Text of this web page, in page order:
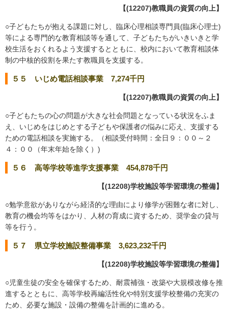
【(12207)教職員の資質の向上】
○子どもたちが抱える課題に対し、臨床心理相談専門員(臨床心理士)
等による専門的な教育相談等を通して、子どもたちがいきいきと学
校生活をおくれるよう支援するとともに、校内において教育相談体
制の中核的役割を果たす教職員を支援する。
５５ いじめ電話相談事業 7,274千円
【(12207)教職員の資質の向上】
○子どもたちの心の問題が大きな社会問題となっている状況をふま
え、いじめをはじめとする子どもや保護者の悩みに応え、支援する
ための電話相談を実施する。（相談受付時間：全日９：００～２
４：００（年末年始を除く）)
５６ 高等学校等進学支援事業 454,878千円
【(12208)学校施設等学習環境の整備】
○勉学意欲がありながら経済的な理由により修学が困難な者に対し、
教育の機会均等をはかり、人材の育成に資するため、奨学金の貸与
等を行う。
５７ 県立学校施設整備事業 3,623,232千円
【(12208)学校施設等学習環境の整備】
○児童生徒の安全を確保するため、耐震補強・改築や大規模改修を推
進するとともに、高等学校再編活性化や特別支援学校整備の充実の
ため、必要な施設・設備の整備を計画的に進める。